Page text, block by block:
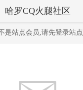
哈罗CQ火腿社区
是站点会员,请先登录站点